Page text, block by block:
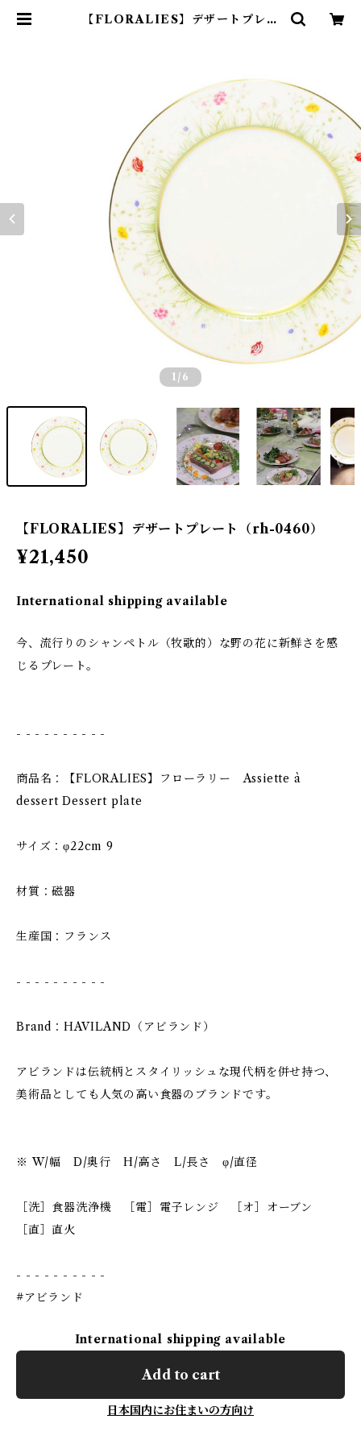
【FLORALIES】デザートプレー
1 /6
【FLORALIES】デザートプレート（rh-0460）
¥21,450
International shipping available
今、流行りのシャンペトル（牧歌的）な野の花に新鮮さを感
じるプレート。
- - - - - - - - - -
商品名：【FLORALIES】フローラリー Assiette à
dessert Dessert plate
サイズ：φ22cm 9
材質：磁器
生産国：フランス
- - - - - - - - - -
Brand：HAVILAND（アビランド）
アビランドは伝統柄とスタイリッシュな現代柄を併せ持つ、
美術品としても人気の高い食器のブランドです。
※ W/幅 D/奥行 H/高さ L/長さ φ/直径
［洗］食器洗浄機 ［電］電子レンジ ［オ］オーブン
［直］直火
- - - - - - - - - -
#アビランド
International shipping available
Add to cart
日本国内にお住まいの方向け